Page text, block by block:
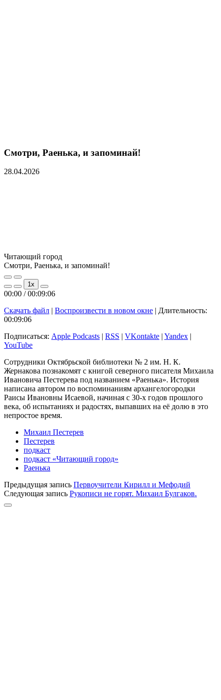
Смотри, Раенька, и запоминай!
28.04.2026
Читающий город
Смотри, Раенька, и запоминай!
Play
Episode
Pause
Episode
1x
00:00 / 00:09:06
Скачать файл | Воспроизвести в новом окне | Длительность:
00:09:06
Подписаться: Apple Podcasts | RSS | VKontakte | Yandex |
YouTube
Сотрудники Октябрьской библиотеки № 2 им. Н. К.
Жернакова познакомят с книгой северного писателя Михаила
Ивановича Пестерева под названием «Раенька». История
написана автором по воспоминаниям архангелогородки
Раисы Ивановны Исаевой, начиная с 30-х годов прошлого
века, об испытаниях и радостях, выпавших на её долю в это
непростое время.
Михаил Пестерев
Пестерев
подкаст
подкаст «Читающий город»
Раенька
Предыдущая запись Первоучители Кирилл и Мефодий
Следующая запись Рукописи не горят. Михаил Булгаков.
Прокрутка